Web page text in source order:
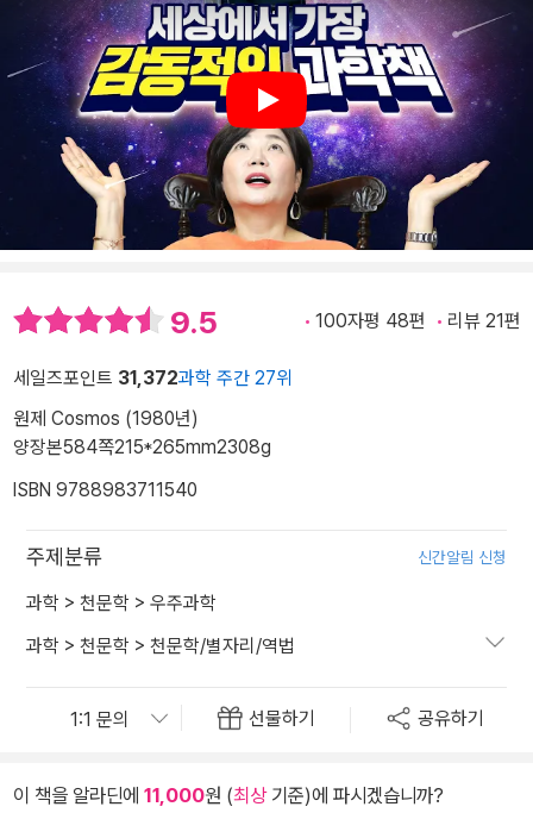
Play
9.5 100자평 48편 리뷰 21편
세일즈포인트 31,372과학 주간 27위
원제 Cosmos (1980년)
양장본584쪽215*265mm2308g
ISBN 9788983711540
주제분류 신간알림 신청
과학 > 천문학 > 우주과학
과학 > 천문학 > 천문학/별자리/역법
선물하기 공유하기
이 책을 알라딘에 11,000원 (최상기준)에 파시겠습니까?